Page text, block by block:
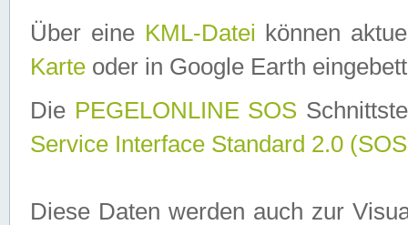
Über eine KML-Datei können
Karte oder in Google Earth
Die PEGELONLINE SOS
Service Interface Standard 2.0
Diese Daten werden auch zur